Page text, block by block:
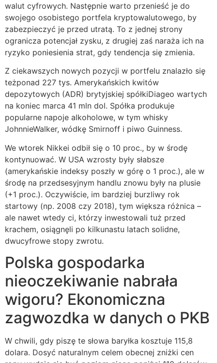
walut cyfrowych. Następnie warto przenieść je do
swojego osobistego portfela kryptowalutowego, by
zabezpieczyć je przed utratą. To z jednej strony
ogranicza potencjał zysku, z drugiej zaś naraża ich na
ryzyko poniesienia strat, gdy tendencja się zmienia.
Z ciekawszych nowych pozycji w portfelu znalazło się
teżponad 227 tys. Amerykańskich kwitów
depozytowych (ADR) brytyjskiej spółkiDiageo wartych
na koniec marca 41 mln dol. Spółka produkuje
popularne napoje alkoholowe, w tym whisky
JohnnieWalker, wódkę Smirnoff i piwo Guinness.
We wtorek Nikkei odbił się o 10 proc., by w środę
kontynuować. W USA wzrosty były słabsze
(amerykańskie indeksy poszły w górę o 1 proc.), ale w
środę na przedsesyjnym handlu znowu były na plusie
(+1 proc.). Oczywiście, im bardziej burzliwy rok
startowy (np. 2008 czy 2018), tym większa różnica –
ale nawet wtedy ci, którzy inwestowali tuż przed
krachem, osiągnęli po kilkunastu latach solidne,
dwucyfrowe stopy zwrotu.
Polska gospodarka
nieoczekiwanie nabrała
wigoru? Ekonomiczna
zagwozdka w danych o PKB
W chwili, gdy piszę te słowa baryłka kosztuje 115,8
dolara. Dosyć naturalnym celem obecnej zniżki cen